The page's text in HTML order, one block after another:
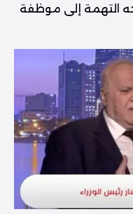
التهمة إلى موظفة